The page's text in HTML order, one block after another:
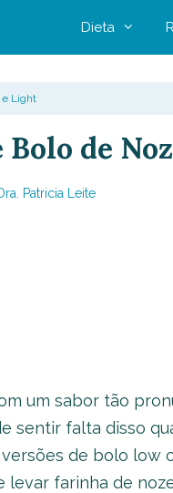
Dieta
e Light
Bolo de
Patricia Leite
um sabor tão
sentir falta disso
de bolo low
levar farinha de